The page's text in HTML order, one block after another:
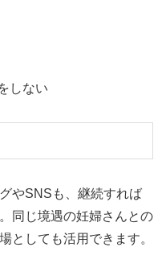
しない
やSNSも、継続すれば
同じ境遇の妊婦さんとの
としても活用できます。